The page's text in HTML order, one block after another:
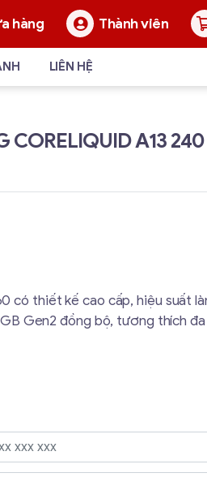
hàng Thành viên
LIÊN HỆ
CORELIQUID A13 240
có thiết kế cao cấp, hiệu suất
Gen2 đồng bộ, tương thích đa